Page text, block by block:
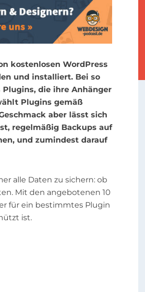
kostenlosen WordPress
und installiert. Bei so
die ihre Anhänger
Plugins gemäß
aber lässt sich
regelmäßig Backups auf
und zumindest darauf
alle Daten zu sichern: ob
Mit den angebotenen 10
für ein bestimmtes Plugin
ist.